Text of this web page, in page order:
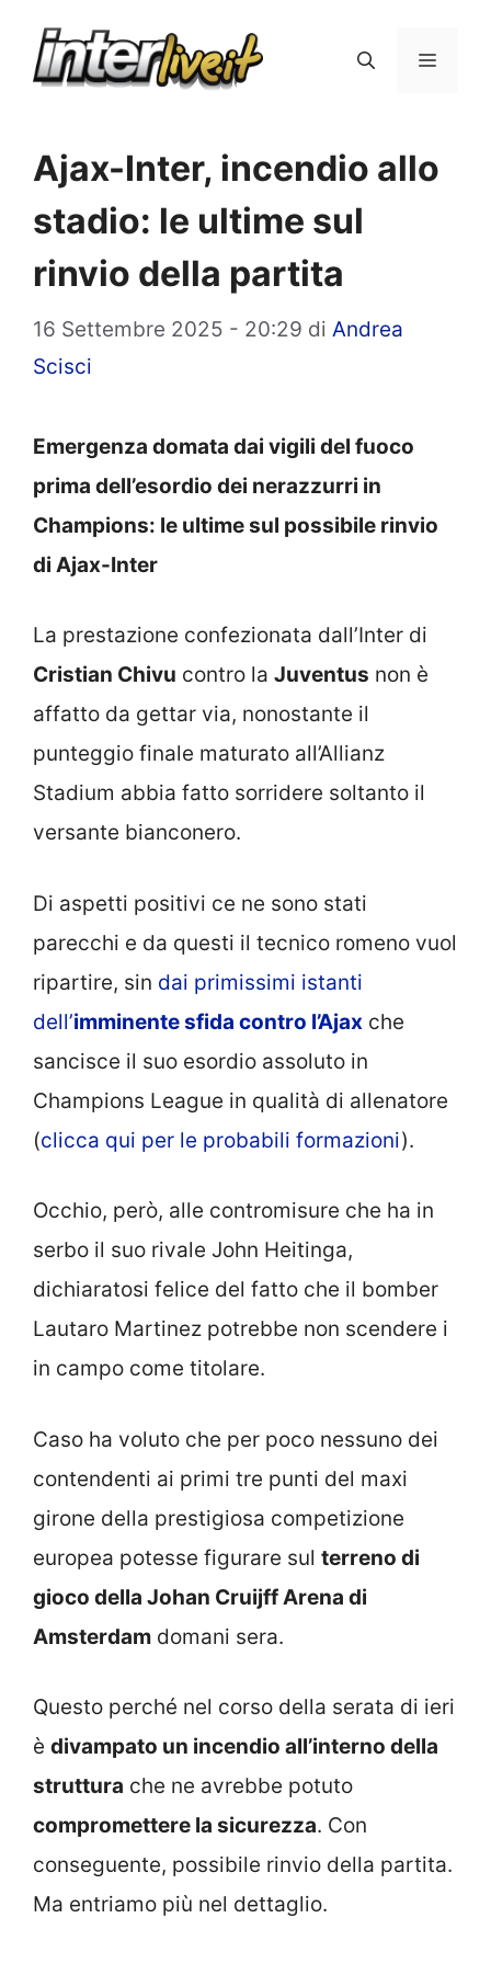
Menu
Ajax-Inter, incendio allo
stadio: le ultime sul
rinvio della partita
16 Settembre 2025 - 20:29 di Andrea
Scisci
Emergenza domata dai vigili del fuoco
prima dell’esordio dei nerazzurri in
Champions: le ultime sul possibile rinvio
di Ajax-Inter
La prestazione confezionata dall’Inter di
Cristian Chivu contro la Juventus non è
affatto da gettar via, nonostante il
punteggio finale maturato all’Allianz
Stadium abbia fatto sorridere soltanto il
versante bianconero.
Di aspetti positivi ce ne sono stati
parecchi e da questi il tecnico romeno vuol
ripartire, sin dai primissimi istanti
dell’imminente sfida contro l’Ajax che
sancisce il suo esordio assoluto in
Champions League in qualità di allenatore
(clicca qui per le probabili formazioni).
Occhio, però, alle contromisure che ha in
serbo il suo rivale John Heitinga,
dichiaratosi felice del fatto che il bomber
Lautaro Martinez potrebbe non scendere i
in campo come titolare.
Caso ha voluto che per poco nessuno dei
contendenti ai primi tre punti del maxi
girone della prestigiosa competizione
europea potesse figurare sul terreno di
gioco della Johan Cruijff Arena di
Amsterdam domani sera.
Questo perché nel corso della serata di ieri
è divampato un incendio all’interno della
struttura che ne avrebbe potuto
compromettere la sicurezza. Con
conseguente, possibile rinvio della partita.
Ma entriamo più nel dettaglio.